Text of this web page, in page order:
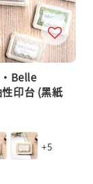
Belle
印台 (黑紙
+5